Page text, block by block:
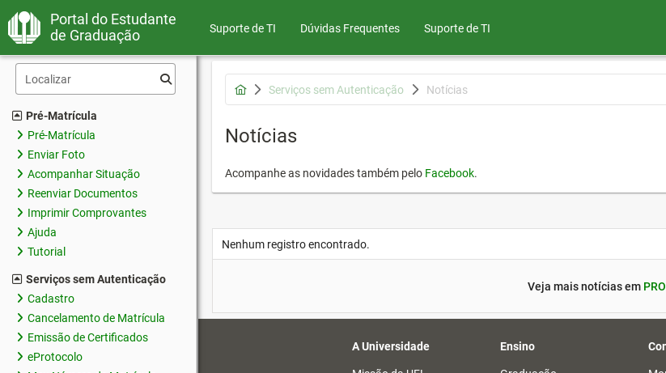
Portal do Estudante
de Graduação
Suporte de TI Dúvidas Frequentes Suporte de TI
Pré-Matrícula
Pré-Matrícula
Enviar Foto
Acompanhar Situação
Reenviar Documentos
Imprimir Comprovantes
Ajuda
Tutorial
Serviços sem Autenticação
Cadastro
Cancelamento de Matrícula
Emissão de Certificados
eProtocolo
Serviços sem Autenticação Notícias
Notícias
Acompanhe as novidades também pelo Facebook.
Nenhum registro encontrado.
Veja mais notícias em
A Universidade Ensino